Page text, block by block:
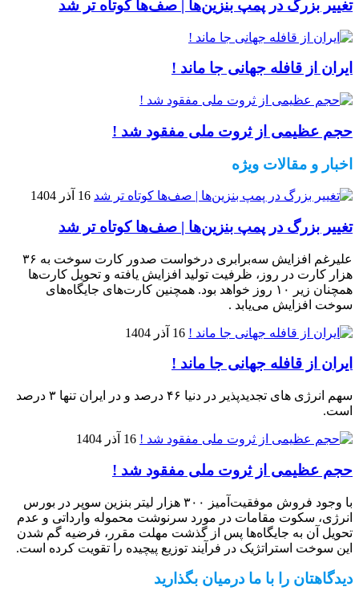
تغییر بزرگ در پمپ بنزین‌ها | صف‌ها کوتاه تر شد
ایران از قافله جهانی جا ماند !
حجم عظیمی از ثروت ملی مفقود شد !
اخبار و مقالات ویژه
16 آذر 1404
تغییر بزرگ در پمپ بنزین‌ها | صف‌ها کوتاه تر شد
علیرغم افزایش سه‌برابری درخواست صدور کارت سوخت به ۳۶
هزار کارت در روز، ظرفیت تولید افزایش یافته و تحویل کارت‌ها
همچنان زیر ۱۰ روز خواهد بود. همچنین کارت‌های جایگاه‌های
سوخت افزایش می‌یابد .
16 آذر 1404
ایران از قافله جهانی جا ماند !
سهم انرژی های تجدیدپذیر در دنیا ۴۶ درصد و در ایران تنها ۳ درصد
است.
16 آذر 1404
حجم عظیمی از ثروت ملی مفقود شد !
با وجود فروش موفقیت‌آمیز ۳۰۰ هزار لیتر بنزین سوپر در بورس
انرژی، سکوت مقامات در مورد سرنوشت محموله وارداتی و عدم
تحویل آن به جایگاه‌ها پس از گذشت مهلت مقرر، فرضیه گم شدن
این سوخت استراتژیک در فرآیند توزیع پیچیده را تقویت کرده است.
دیدگاهتان را با ما درمیان بگذارید